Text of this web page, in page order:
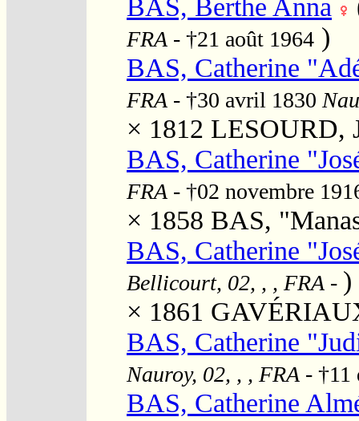
BAS, Berthe Anna
FRA - †21 août 1964 )
BAS, Catherine
FRA - †30 avril 1830
× 1812 LESOURD,
BAS, Catherine
FRA - †02 novembre
× 1858 BAS,
BAS, Catherine
Bellicourt, 02, , , FRA - )
× 1861
BAS, Catherine
Nauroy, 02, , , FRA - †11
BAS, Catherine